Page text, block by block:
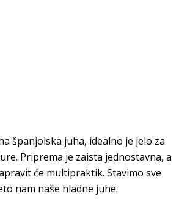
španjolska juha, idealno je jelo za
Priprema je zaista jednostavna, a
će multipraktik. Stavimo sve
nam naše hladne juhe.